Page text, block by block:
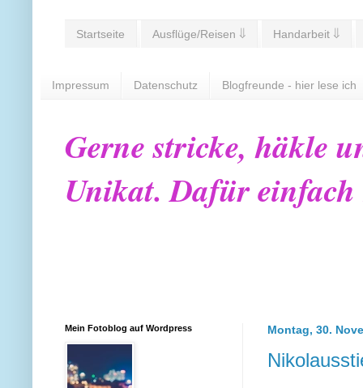
Startseite Ausflüge/Reisen ⇓ Handarbeit ⇓
Impressum Datenschutz Blogfreunde - hier lese ich
Gerne stricke, häkle
Unikat. Dafür
Montag, 30.
Mein Fotoblog auf Wordpress